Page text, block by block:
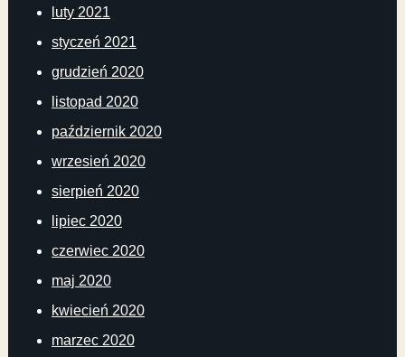
luty 2021
styczeń 2021
grudzień 2020
listopad 2020
październik 2020
wrzesień 2020
sierpień 2020
lipiec 2020
czerwiec 2020
maj 2020
kwiecień 2020
marzec 2020